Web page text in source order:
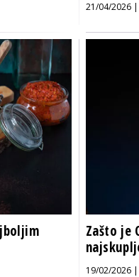
21/04/2026 |
Zašto je
19/02/2026